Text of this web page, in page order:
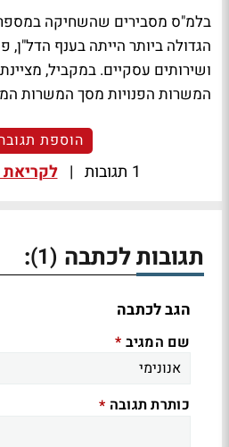
בלמ"ס מסבירים שהשחיקה
הגדולה ביותר הייתה בענף הדל"ן,
ושירותים עסקיים. במקביל,
המשרות הפנויות מסך המשרות
הוספת
1 תגובות | לקריאת
תגובות לכתבה (1)
:
הגב לכתבה
שם המגיב *
כותרת תגובה *